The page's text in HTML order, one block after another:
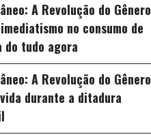
A Revolução do Gênero
no consumo de
do tudo agora
A Revolução do Gênero
durante a ditadura